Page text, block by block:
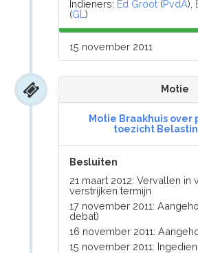
Indieners: Ed Groot (PvdA),
(GL)
15 november 2011
Motie
Motie Braakhuis
toezicht
Besluiten
21 maart 2012: Vervallen in
verstrijken termijn
17 november 2011:
debat)
16 november 2011:
15 november 2011: